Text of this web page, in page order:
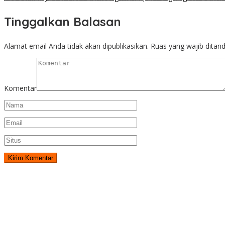
Tinggalkan Balasan
Alamat email Anda tidak akan dipublikasikan. Ruas yang wajib
Komentar